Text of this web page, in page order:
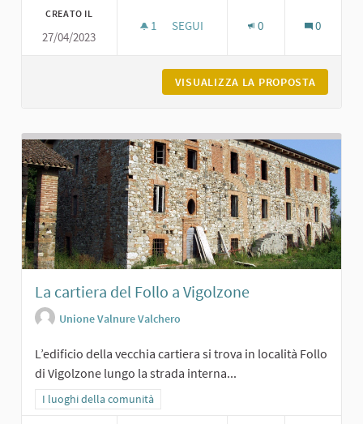
CREATO IL
27/04/2023
1 1 SOSTENITORI
SEGUI 0 0
VISUALIZZA LA PROPOSTA
La cartiera del Follo a Vigolzone
Unione Valnure Valchero
L’edificio della vecchia cartiera si trova in località Follo
di Vigolzone lungo la strada interna...
Filtra i risultati per categoria: I luoghi della comunità
I luoghi della comunità